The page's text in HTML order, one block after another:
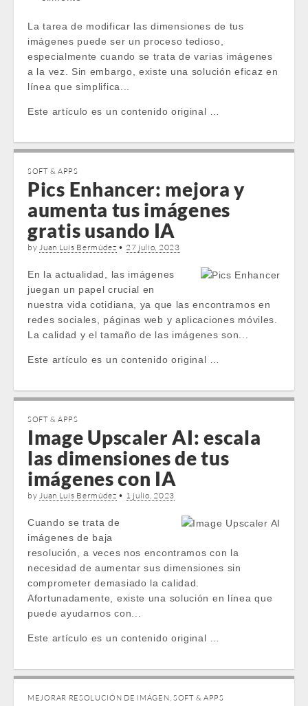
La tarea de modificar las dimensiones de tus
imágenes puede ser un proceso tedioso,
especialmente cuando se trata de varias imágenes
a la vez. Sin embargo, existe una solución eficaz en
línea que simplifica...
Este artículo es un contenido original …
SOFT & APPS
Pics Enhancer: mejora y
aumenta tus imágenes
gratis usando IA
byJuan Luis Bermúdez • 27 julio, 2023
En la actualidad, las imágenes
juegan un papel crucial en
nuestra vida cotidiana, ya que las encontramos en
redes sociales, páginas web y aplicaciones móviles.
La calidad y el tamaño de las imágenes son...
Este artículo es un contenido original …
SOFT & APPS
Image Upscaler AI: escala
las dimensiones de tus
imágenes con IA
byJuan Luis Bermúdez • 1 julio, 2023
Cuando se trata de
imágenes de baja
resolución, a veces nos encontramos con la
necesidad de aumentar sus dimensiones sin
comprometer demasiado la calidad.
Afortunadamente, existe una solución en línea que
puede ayudarnos con...
Este artículo es un contenido original …
MEJORAR RESOLUCIÓN DE IMÁGEN,SOFT & APPS